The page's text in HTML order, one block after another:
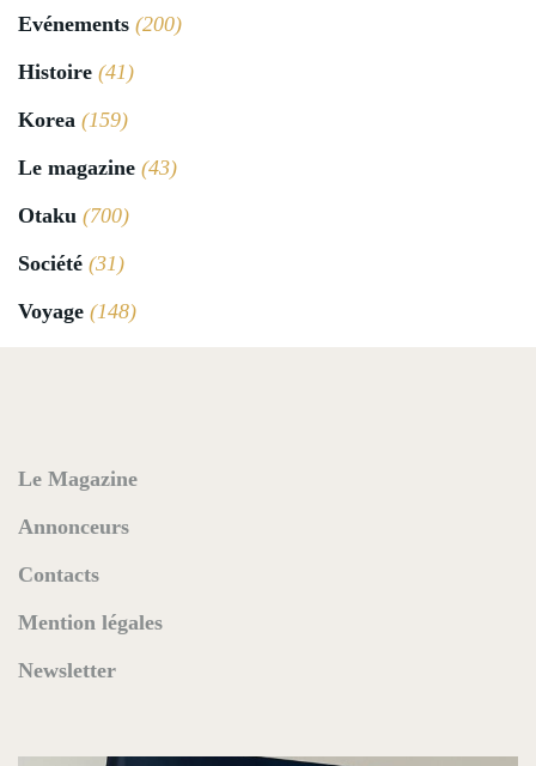
Evénements (200)
Histoire (41)
Korea (159)
Le magazine (43)
Otaku (700)
Société (31)
Voyage (148)
Le Magazine
Annonceurs
Contacts
Mention légales
Newsletter